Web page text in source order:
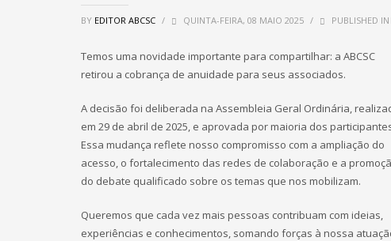
BY EDITOR ABCSC / QUINTA-FEIRA, 08 MAIO 2025 / PUBLISHED IN
Temos uma novidade importante para compartilhar: a ABCSC
retirou a cobrança de anuidade para seus associados.
A decisão foi deliberada na Assembleia Geral Ordinária,
em 29 de abril de 2025, e aprovada por maioria dos
Essa mudança reflete nosso compromisso com a ampliação do
acesso, o fortalecimento das redes de colaboração e a
do debate qualificado sobre os temas que nos mobilizam.
Queremos que cada vez mais pessoas contribuam com ideias,
experiências e conhecimentos, somando forças à nossa